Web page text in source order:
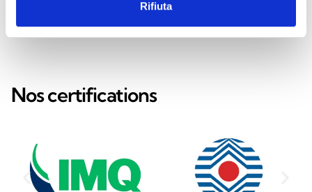
Rifiuta
Nos certifications